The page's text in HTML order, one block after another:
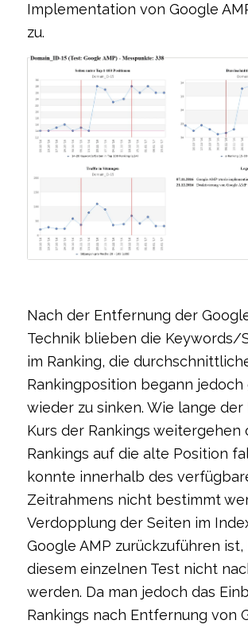
Implementation von Google
zu.
Nach der Entfernung der
Technik blieben die Keywords/
im Ranking, die
Rankingposition begann jedoch
wieder zu sinken. Wie lange
Kurs der Rankings weitergehen
Rankings auf die alte Position
konnte innerhalb des
Zeitrahmens nicht bestimmt
Verdopplung der Seiten im
Google AMP zurückzuführen
diesem einzelnen Test nicht
werden. Da man jedoch das
Rankings nach Entfernung von